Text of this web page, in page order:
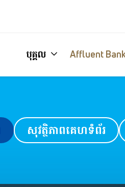
បុគ្គល Affluent
សុវត្ថិភាពគេហទំព័រ